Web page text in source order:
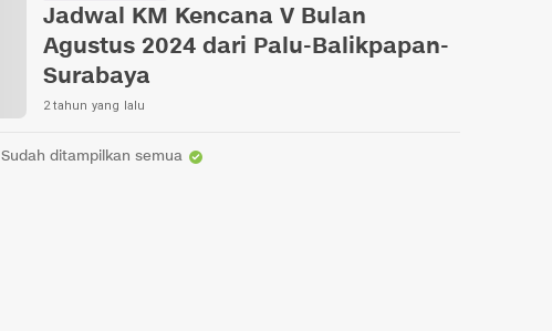
Jadwal KM Kencana V Bulan
Agustus 2024 dari Palu-Balikpapan-
Surabaya
2 tahun yang lalu
Sudah ditampilkan semua